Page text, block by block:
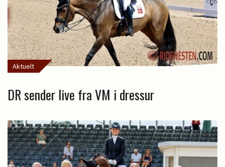
Aktuelt
DR sender live fra VM i dressur